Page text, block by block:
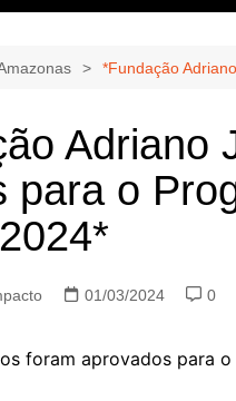
Manaus
Mundo
*Fundação
Adriano
para o
01/03/2024 0
foram aprovados para